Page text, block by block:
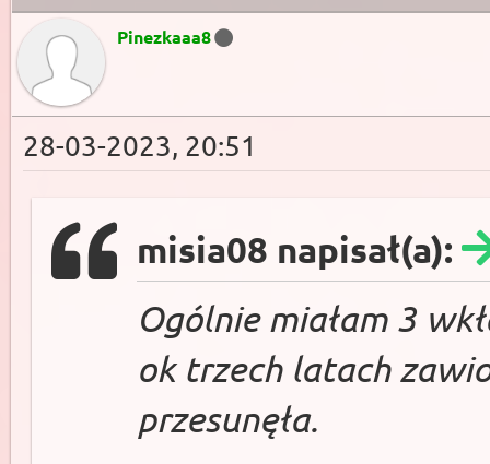
Pinezkaaa8
28-03-2023, 20:51
misia08 napisał(a):
Ogólnie miałam 3
ok trzech latach
przesunęła.